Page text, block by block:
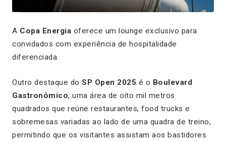
A Copa Energia oferece um lounge exclusivo para
convidados com experiência de hospitalidade
diferenciada.
Outro destaque do SP Open 2025 é o Boulevard
Gastronômico, uma área de oito mil metros
quadrados que reúne restaurantes, food trucks e
sobremesas variadas ao lado de uma quadra de treino,
permitindo que os visitantes assistam aos bastidores